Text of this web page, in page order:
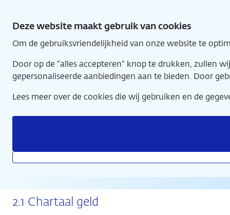
hoofdinhoud
Deze website maakt gebruik van cookies
Om de gebruiksvriendelijkheid van onze website te
Door op de "alles accepteren" knop te drukken, zullen
gepersonaliseerde aanbiedingen aan te bieden. Door
Lees meer over de cookies die wij gebruiken en de
2.1 Chartaal geld